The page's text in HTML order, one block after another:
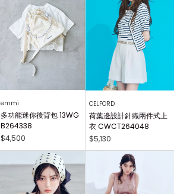
emmi
多功能迷你後背包 13WG
B264338
$4,500
CELFORD
荷葉邊設計針織兩件式上
衣 CWCT264048
$5,130